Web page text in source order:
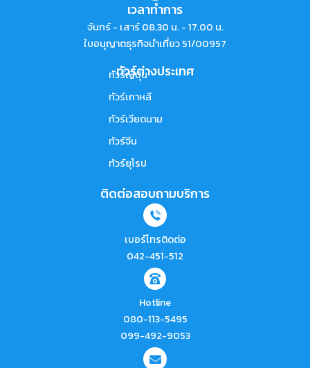
เวลาทำการ
จันทร์ - เสาร์ 08.30 น. - 17.00 น.
ใบอนุญาตธุรกิจนำเที่ยว 51/00957
ทัวร์ต่างประเทศ
ทัวร์ญี่ปุ่น
ทัวร์เกาหลี
ทัวร์เวียดนาม
ทัวร์จีน
ทัวร์ยุโรป
ติดต่อสอบถามบริการ
เบอร์โทรติดต่อ
042-451-512
Hotline
080-113-5495
099-492-9053